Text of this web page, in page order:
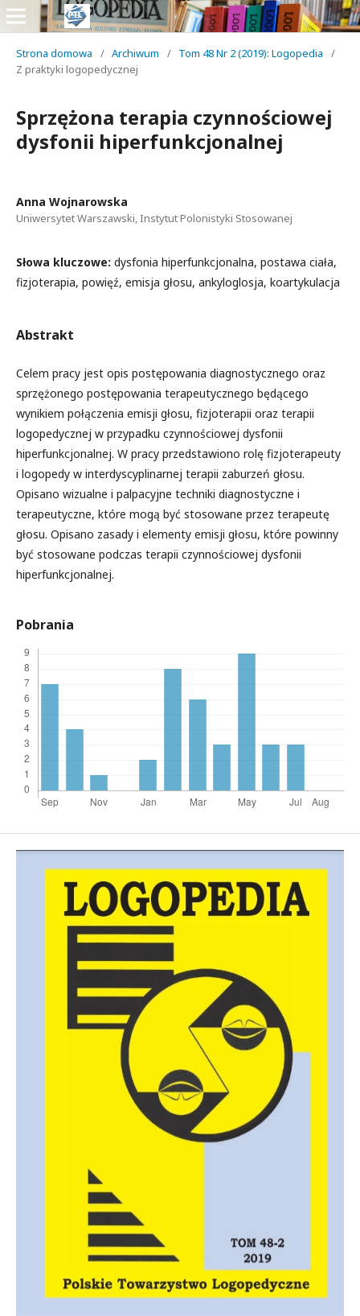
Strona domowa / Archiwum / Tom 48 Nr 2 (2019): Logopedia
/
Z praktyki logopedycznej
Sprzężona terapia czynnościowej
dysfonii hiperfunkcjonalnej
Anna Wojnarowska
Uniwersytet Warszawski, Instytut Polonistyki Stosowanej
Słowa kluczowe: dysfonia hiperfunkcjonalna, postawa ciała,
fizjoterapia, powięź, emisja głosu, ankyloglosja, koartykulacja
Abstrakt
Celem pracy jest opis postępowania diagnostycznego oraz
sprzężonego postępowania terapeutycznego będącego
wynikiem połączenia emisji głosu, fizjoterapii oraz terapii
logopedycznej w przypadku czynnościowej dysfonii
hiperfunkcjonalnej. W pracy przedstawiono rolę fizjoterapeuty
i logopedy w interdyscyplinarnej terapii zaburzeń głosu.
Opisano wizualne i palpacyjne techniki diagnostyczne i
terapeutyczne, które mogą być stosowane przez terapeutę
głosu. Opisano zasady i elementy emisji głosu, które powinny
być stosowane podczas terapii czynnościowej dysfonii
hiperfunkcjonalnej.
Pobrania